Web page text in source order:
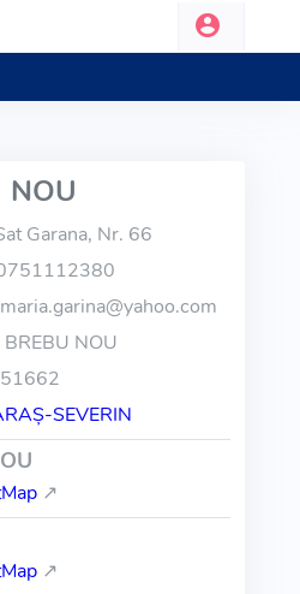
NOU
Garana, Nr. 66
@yahoo.com
BREBU NOU
51662
SEVERIN
↗
↗